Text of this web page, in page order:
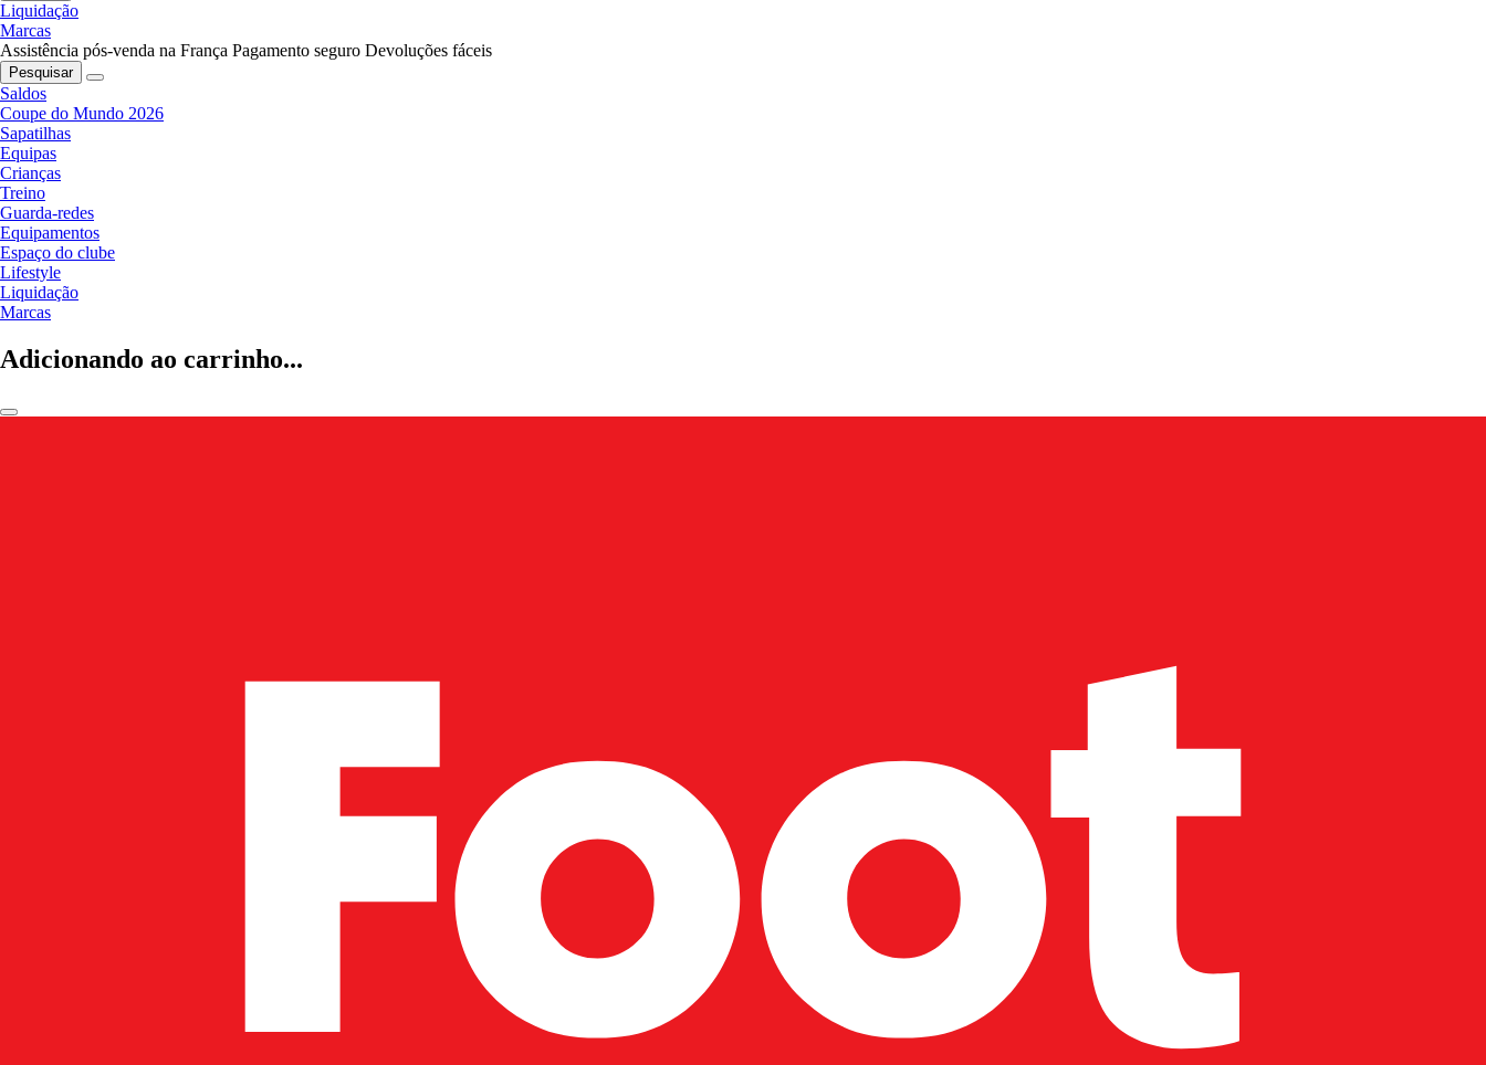
Liquidação
Marcas
Assistência pós-venda na França Pagamento seguro Devoluções fáceis
Pesquisar
Saldos
Coupe do Mundo 2026
Sapatilhas
Equipas
Crianças
Treino
Guarda-redes
Equipamentos
Espaço do clube
Lifestyle
Liquidação
Marcas
Adicionando ao carrinho...